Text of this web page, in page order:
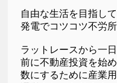
自由な生活を目指し
発電でコツコツ不労
ラットレースから一
前に不動産投資を始
数にするために産業